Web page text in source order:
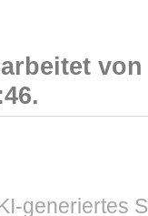
generiertes